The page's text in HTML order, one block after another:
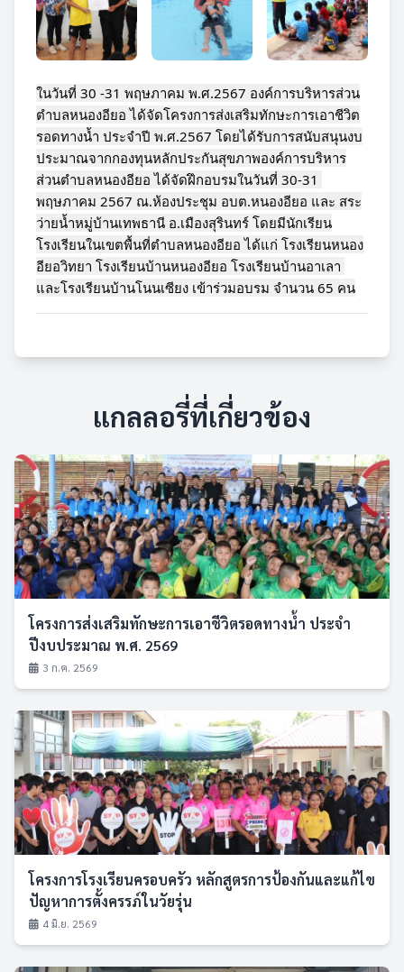
ในวันที่ 30 -31 พฤษภาคม พ.ศ.2567 องค์การบริหารส่วน
ตำบลหนองอียอ ได้จัดโครงการส่งเสริมทักษะการเอาชีวิต
รอดทางน้ำ ประจำปี พ.ศ.2567 โดยได้รับการสนับสนุนงบ
ประมาณจากกองทุนหลักประกันสุขภาพองค์การบริหาร
ส่วนตำบลหนองอียอ ได้จัดฝึกอบรมในวันที่ 30-31
พฤษภาคม 2567 ณ.ห้องประชุม อบต.หนองอียอ และ สระ
ว่ายน้ำหมู่บ้านเทพธานี อ.เมืองสุรินทร์ โดยมีนักเรียน
โรงเรียนในเขตพื้นที่ตำบลหนองอียอ ได้แก่ โรงเรียนหนอง
อียอวิทยา โรงเรียนบ้านหนองอียอ โรงเรียนบ้านอาเลา
และโรงเรียนบ้านโนนเซียง เข้าร่วมอบรม จำนวน 65 คน
แกลลอรี่ที่เกี่ยวข้อง
โครงการส่งเสริมทักษะการเอาชีวิตรอดทางน้ำ ประจำ
ปีงบประมาณ พ.ศ. 2569
3 ก.ค. 2569
โครงการโรงเรียนครอบครัว หลักสูตรการป้องกันและแก้ไข
ปัญหาการตั้งครรภ์ในวัยรุ่น
4 มิ.ย. 2569